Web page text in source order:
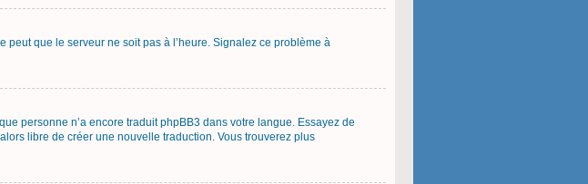
peut que le serveur ne soit pas à l’heure. Signalez ce problème à
personne n’a encore traduit phpBB3 dans votre langue. Essayez de
libre de créer une nouvelle traduction. Vous trouverez plus